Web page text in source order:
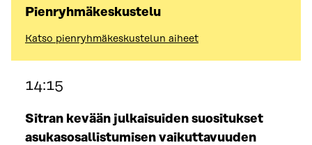
Pienryhmäkeskustelu
Katso pienryhmäkeskustelun aiheet
14:15
Sitran kevään julkaisuiden suositukset
asukasosallistumisen vaikuttavuuden